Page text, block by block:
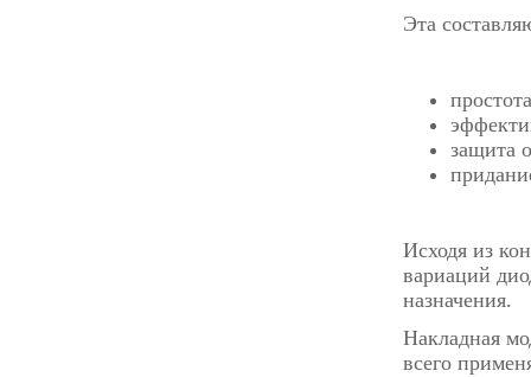
Эта
защита
Исходя из
вариаций
назначения.
Накладная
всего